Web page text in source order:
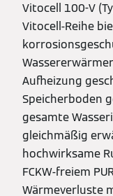
Vitocell 100-V
Vitocell-Reihe
Aufheizung
Speicherboden
gesamte
gleichmäßig
hochwirksame
FCKW-freiem
Wärmeverluste